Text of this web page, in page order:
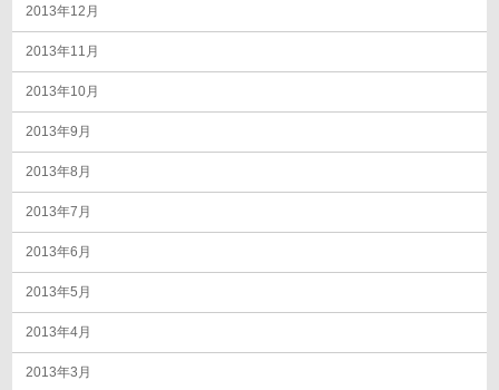
2013年12月
2013年11月
2013年10月
2013年9月
2013年8月
2013年7月
2013年6月
2013年5月
2013年4月
2013年3月